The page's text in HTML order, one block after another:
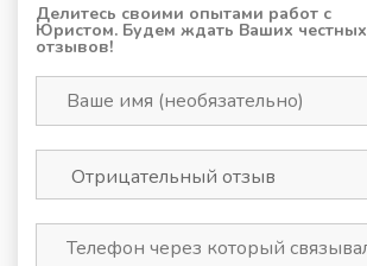
Делитесь своими опытами работ с
Юристом. Будем ждать Ваших честных
отзывов!